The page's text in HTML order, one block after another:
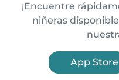
¡Encuentre
niñeras
App Store